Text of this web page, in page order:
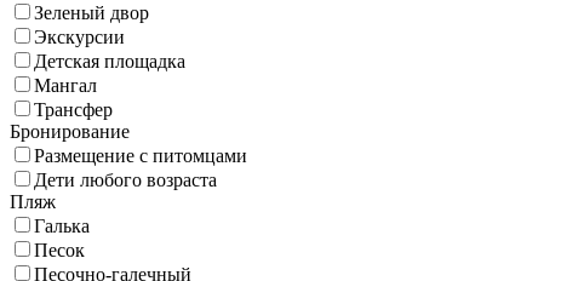
Зеленый двор
Экскурсии
Детская площадка
Мангал
Трансфер
Бронирование
Размещение с питомцами
Дети любого возраста
Пляж
Галька
Песок
Песочно-галечный